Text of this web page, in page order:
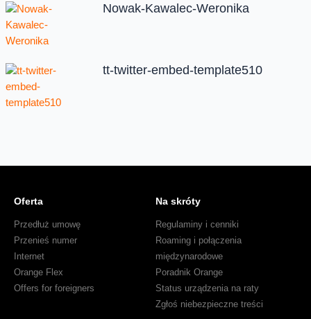
Nowak-Kawalec-Weronika
tt-twitter-embed-template510
Oferta
Przedłuż umowę
Przenieś numer
Internet
Orange Flex
Offers for foreigners
Na skróty
Regulaminy i cenniki
Roaming i połączenia
międzynarodowe
Poradnik Orange
Status urządzenia na raty
Zgłoś niebezpieczne treści